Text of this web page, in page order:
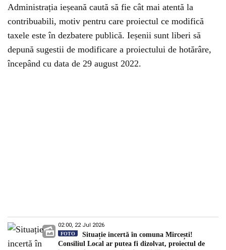
Administrația ieșeană caută să fie cât mai atentă la
contribuabili, motiv pentru care proiectul ce modifică
taxele este în dezbatere publică. Ieșenii sunt liberi să
depună sugestii de modificare a proiectului de hotărâre,
începând cu data de 29 august 2022.
02:00, 22 Jul 2026
FOTO
Situație incertă în comuna Mircești!
Consiliul Local ar putea fi dizolvat, proiectul de